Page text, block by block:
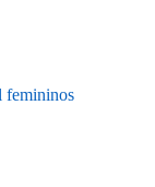
femininos